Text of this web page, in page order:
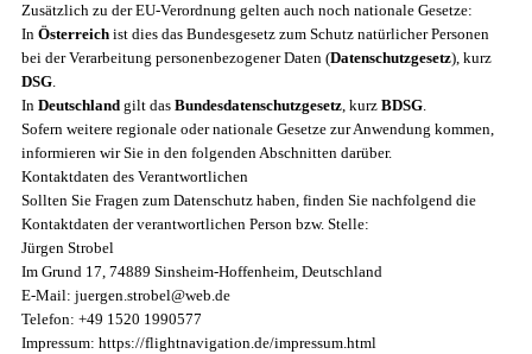
Zusätzlich zu der EU-Verordnung gelten auch noch nationale Gesetze:
In Österreich ist dies das Bundesgesetz zum Schutz natürlicher Personen
bei der Verarbeitung personenbezogener Daten (Datenschutzgesetz), kurz
DSG.
In Deutschland gilt das Bundesdatenschutzgesetz, kurz BDSG.
Sofern weitere regionale oder nationale Gesetze zur Anwendung kommen,
informieren wir Sie in den folgenden Abschnitten darüber.
Kontaktdaten des Verantwortlichen
Sollten Sie Fragen zum Datenschutz haben, finden Sie nachfolgend die
Kontaktdaten der verantwortlichen Person bzw. Stelle:
Jürgen Strobel
Im Grund 17, 74889 Sinsheim-Hoffenheim, Deutschland
E-Mail: juergen.strobel@web.de
Telefon: +49 1520 1990577
Impressum: https://flightnavigation.de/impressum.html